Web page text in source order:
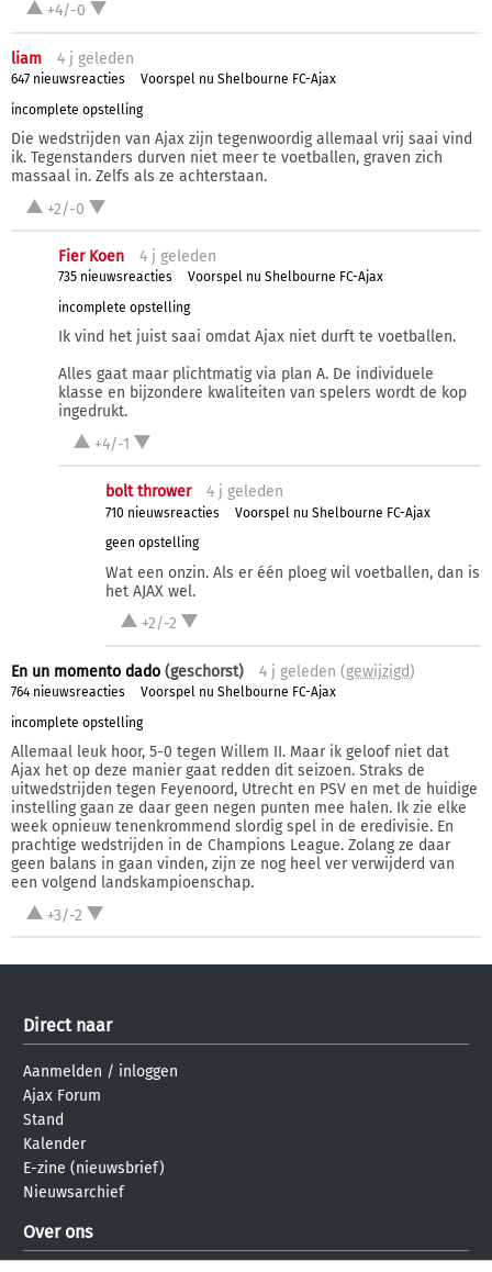
+4/-0
liam 4 j geleden
647 nieuwsreacties
Voorspel nu Shelbourne FC-Ajax
incomplete opstelling
Die wedstrijden van Ajax zijn tegenwoordig allemaal vrij saai vind
ik. Tegenstanders durven niet meer te voetballen, graven zich
massaal in. Zelfs als ze achterstaan.
+2/-0
Fier Koen 4 j geleden
735 nieuwsreacties
Voorspel nu Shelbourne FC-Ajax
incomplete opstelling
Ik vind het juist saai omdat Ajax niet durft te voetballen.
Alles gaat maar plichtmatig via plan A. De individuele
klasse en bijzondere kwaliteiten van spelers wordt de kop
ingedrukt.
+4/-1
bolt thrower 4 j geleden
710 nieuwsreacties
Voorspel nu Shelbourne FC-Ajax
geen opstelling
Wat een onzin. Als er één ploeg wil voetballen, dan is
het AJAX wel.
+2/-2
En un momento dado (geschorst) 4 j geleden (gewijzigd)
764 nieuwsreacties
Voorspel nu Shelbourne FC-Ajax
incomplete opstelling
Allemaal leuk hoor, 5-0 tegen Willem II. Maar ik geloof niet dat
Ajax het op deze manier gaat redden dit seizoen. Straks de
uitwedstrijden tegen Feyenoord, Utrecht en PSV en met de huidige
instelling gaan ze daar geen negen punten mee halen. Ik zie elke
week opnieuw tenenkrommend slordig spel in de eredivisie. En
prachtige wedstrijden in de Champions League. Zolang ze daar
geen balans in gaan vinden, zijn ze nog heel ver verwijderd van
een volgend landskampioenschap.
+3/-2
Direct naar
Aanmelden / inloggen
Ajax Forum
Stand
Kalender
E-zine (nieuwsbrief)
Nieuwsarchief
Over ons